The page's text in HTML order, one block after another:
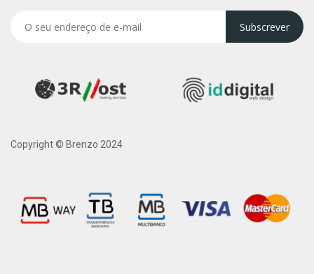
Subscrever
Copyright © Brenzo 2024